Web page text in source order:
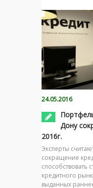
24.05.2016
Дону
2016г.
Эксперты
сокращение
способствовать
кредитного
выданных